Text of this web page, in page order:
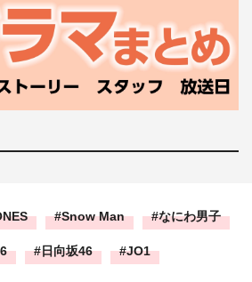
Snow Man なにわ男子
日向坂46 JO1